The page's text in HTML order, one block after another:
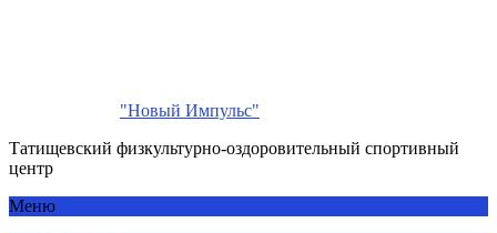
"Новый Импульс"
Татищевский физкультурно-оздоровительный спортивный
центр
Меню